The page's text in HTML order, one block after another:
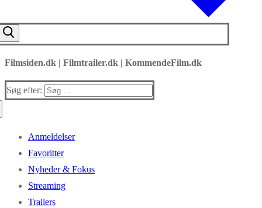
Filmsiden.dk | Filmtrailer.dk | KommendeFilm.dk
Søg efter:
Anmeldelser
Favoritter
Nyheder & Fokus
Streaming
Trailers